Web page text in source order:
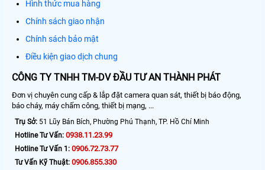
Hình thức mua hàng
Chính sách giao nhận
Chính sách bảo mật
Điều kiện giao dịch chung
CÔNG TY TNHH TM-DV ĐẦU TƯ AN THÀNH PHÁT
Đơn vị chuyên cung cấp & lắp đặt camera quan sát, thiết bị báo động,
báo cháy, máy chấm công, thiết bị mạng, ...
Trụ Sở: 51 Lũy Bán Bích, Phường Phú Thạnh, TP. Hồ Chí Minh
Hotline Tư Vấn: 0938.11.23.99
Hotline Tư Vấn 1: 0906.72.73.77
Tư Vấn Kỹ Thuật: 0906.855.330